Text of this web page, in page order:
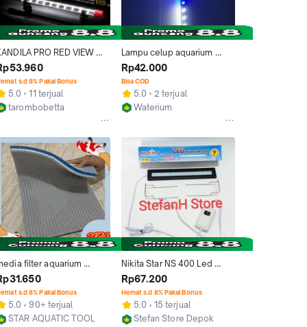
PRO RED VIEW
20 30 40 50 60 80
CM LAMPU CELUP LED
UVB Aquarium
Kolam Ikan Hias
TERANG
B
s.d 8% Pakai Bonus
5.0
11 terjual
tarombobetta
Lampu celup aquarium
aquascape panjang 40 cm
Putih biru pack pipa
Rp42.000
Bisa COD
5.0
2 terjual
Waterium
filter aquarium
8D 8 D
LEBAH TAWON 30
40 cm
s.d 8% Pakai Bonus
5.0
90+ terjual
STAR AQUATIC TOOL
Nikita Star NS 400 Led
Aquarium 30-40 cm 9 watt
Rp67.200
Hemat s.d 8% Pakai Bonus
5.0
15 terjual
Stefan Store Depok